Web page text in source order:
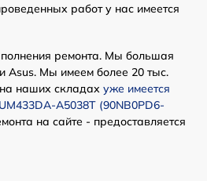
работ у нас имеется
ремонта. Мы большая
Asus. Мы имеем более 20 тыс.
наших складах уже имеется
A5038T (90NB0PD6-
на сайте - предоставляется